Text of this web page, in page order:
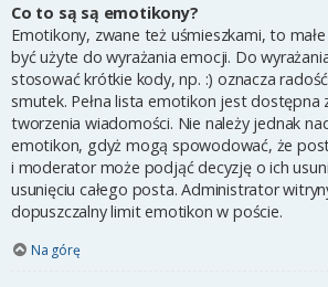
Co to są są emotikony?
Emotikony, zwane też uśmieszkami, to
być użyte do wyrażania emocji. Do
stosować krótkie kody, np. :) oznacza
smutek. Pełna lista emotikon jest dostępna
tworzenia wiadomości. Nie należy jednak
emotikon, gdyż mogą spowodować, że
i moderator może podjąć decyzję o ich
usunięciu całego posta. Administrator
dopuszczalny limit emotikon w poście.
Na górę